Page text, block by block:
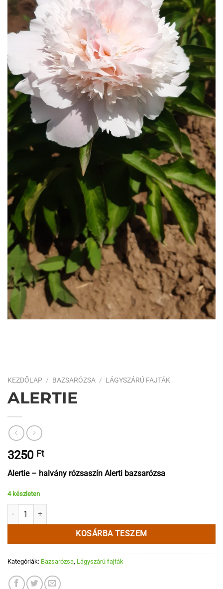
KEZDŐLAP / BAZSARÓZSA / LÁGYSZÁRÚ FAJTÁK
ALERTIE
3250 Ft
Alertie – halvány rózsaszín Alerti bazsarózsa
4 készleten
Alertie mennyiség
KOSÁRBA TESZEM
Kategóriák: Bazsarózsa, Lágyszárú fajták